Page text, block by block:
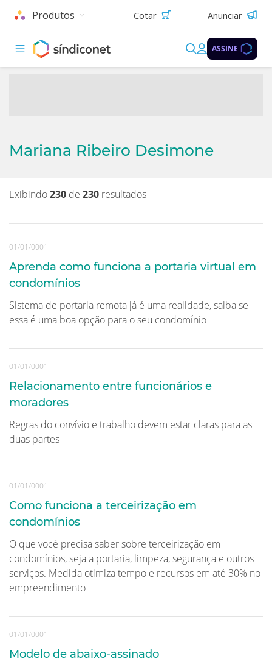
Produtos Cotar Anunciar
ASSINE
Mariana Ribeiro Desimone
Exibindo230 de 230 resultados
01/01/0001
Aprenda como funciona a portaria virtual em
condomínios
Sistema de portaria remota já é uma realidade, saiba se
essa é uma boa opção para o seu condomínio
01/01/0001
Relacionamento entre funcionários e
moradores
Regras do convívio e trabalho devem estar claras para as
duas partes
01/01/0001
Como funciona a terceirização em
condomínios
O que você precisa saber sobre terceirização em
condomínios, seja a portaria, limpeza, segurança e outros
serviços. Medida otimiza tempo e recursos em até 30% no
empreendimento
01/01/0001
Modelo de abaixo-assinado